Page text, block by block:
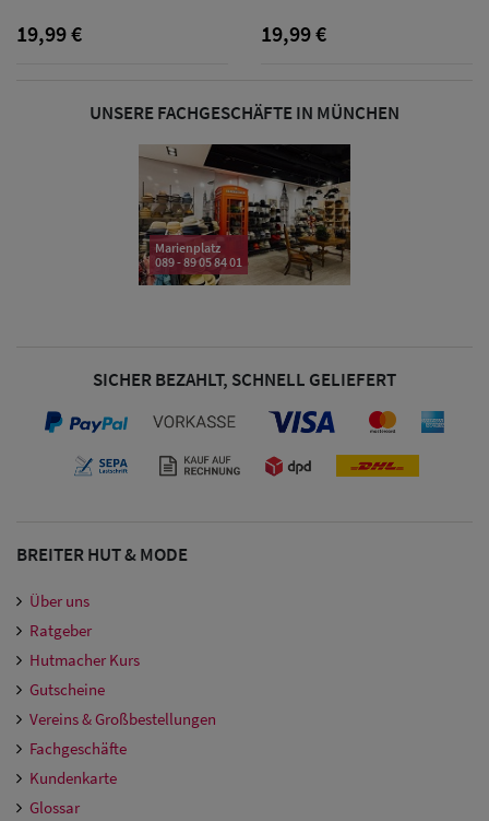
Damen Caps
(63-65 cm)
19,99 € 19,99 €
UNSERE FACHGESCHÄFTE IN MÜNCHEN
Marienplatz
089 - 89 05 84 01
SICHER BEZAHLT, SCHNELL GELIEFERT
BREITER HUT & MODE
Über uns
Ratgeber
Hutmacher Kurs
Gutscheine
Vereins & Großbestellungen
Fachgeschäfte
Kundenkarte
Glossar